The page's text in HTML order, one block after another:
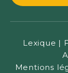
Lexique |
Mentions